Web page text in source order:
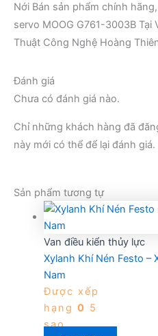
Nới Bán sản phẩm chính
servo MOOG G761-3003B
Thuật Công Nghệ Hoàng
Đánh giá
Chưa có đánh giá nào.
Chỉ những khách hàng đã
này mới có thể để lại đánh giá.
Sản phẩm tương tự
Van điều kiển thủy lực
Xylanh Khí Nén Festo –
Nam
Được xếp
hạng 0 5
sao